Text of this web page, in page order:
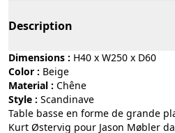
Description
Dimensions : H40 x W250 x D60
Color :
beige
Material :
chêne
Style :
scandinave
Table basse en forme de grande
Kurt Østervig pour Jason Møbler